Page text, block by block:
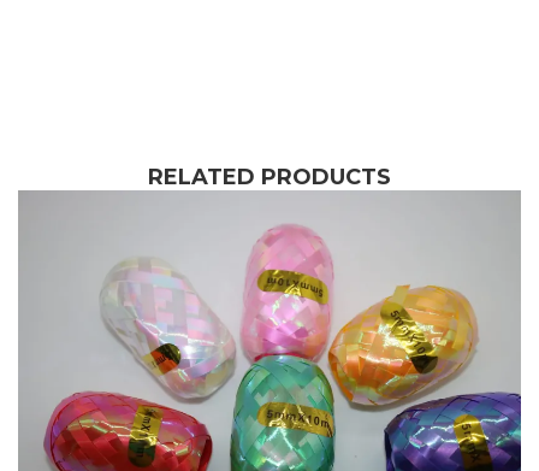
RELATED PRODUCTS